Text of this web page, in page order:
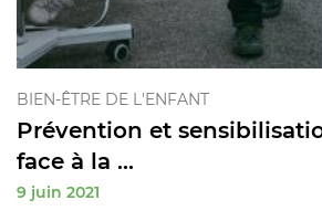
BIEN-ÊTRE DE L'ENFANT
Prévention et
face à la ...
9 juin 2021